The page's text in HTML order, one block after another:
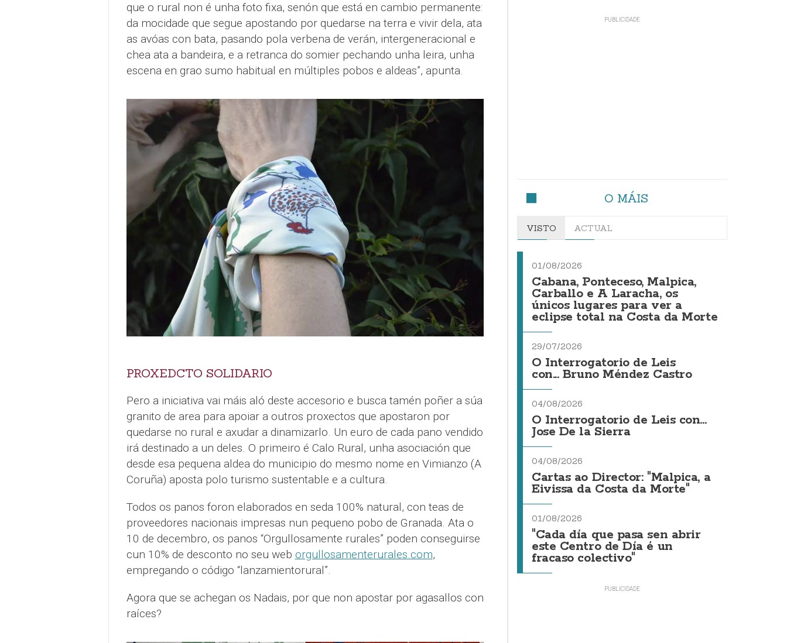
que o rural non é unha foto fixa, senón que está en cambio permanente:
da mocidade que segue apostando por quedarse na terra e vivir dela, ata
as avóas con bata, pasando pola verbena de verán, intergeneracional e
chea ata a bandeira, e a retranca do somier pechando unha leira, unha
escena en grao sumo habitual en múltiples pobos e aldeas”, apunta.
PROXEDCTO SOLIDARIO
Pero a iniciativa vai máis aló deste accesorio e busca tamén poñer a súa
granito de area para apoiar a outros proxectos que apostaron por
quedarse no rural e axudar a dinamizarlo. Un euro de cada pano vendido
irá destinado a un deles. O primeiro é Calo Rural, unha asociación que
desde esa pequena aldea do municipio do mesmo nome en Vimianzo (A
Coruña) aposta polo turismo sustentable e a cultura.
Todos os panos foron elaborados en seda 100% natural, con teas de
proveedores nacionais impresas nun pequeno pobo de Granada. Ata o
10 de decembro, os panos “Orgullosamente rurales” poden conseguirse
cun 10% de desconto no seu web orgullosamenterurales.com,
empregando o código “lanzamientorural”.
Agora que se achegan os Nadais, por que non apostar por agasallos con
raíces?
O MÁIS
VISTO ACTUAL
01/08/2026
Cabana, Ponteceso, Malpica,
Carballo e A Laracha, os
únicos lugares para ver a
eclipse total na Costa da Morte
29/07/2026
O Interrogatorio de Leis
con... Bruno Méndez Castro
04/08/2026
O Interrogatorio de Leis con...
Jose De la Sierra
04/08/2026
Cartas ao Director: "Malpica, a
Eivissa da Costa da Morte"
01/08/2026
"Cada día que pasa sen abrir
este Centro de Día é un
fracaso colectivo"